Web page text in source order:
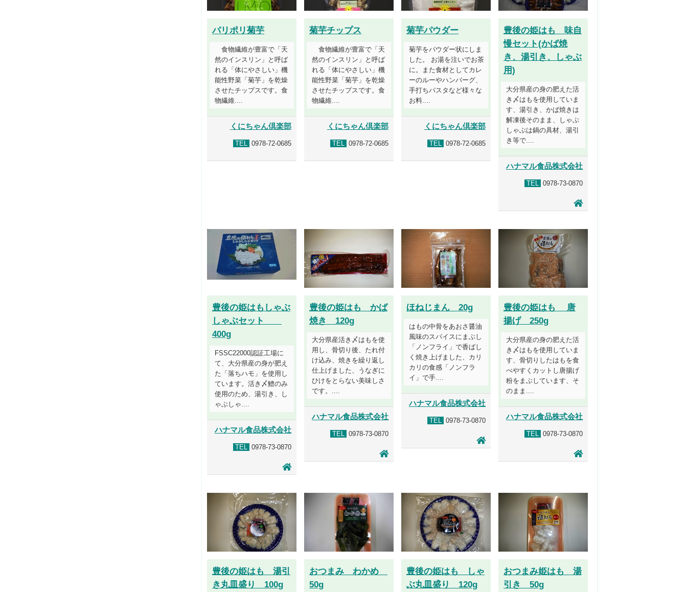
パリポリ菊芋
食物繊維が豊富で「天
然のインスリン」と呼ば
れる「体にやさしい」機
能性野菜「菊芋」を乾燥
させたチップスです。食
物繊維....
くにちゃん倶楽部
TEL 0978-72-0685
菊芋チップス
食物繊維が豊富で「天
然のインスリン」と呼ば
れる「体にやさしい」機
能性野菜「菊芋」を乾燥
させたチップスです。食
物繊維....
くにちゃん倶楽部
TEL 0978-72-0685
菊芋パウダー
菊芋をパウダー状にしま
した。 お湯を注いでお茶
に。また食材としてカレ
ーのルーやハンバーグ、
手打ちパスタなど様々な
お料....
くにちゃん倶楽部
TEL 0978-72-0685
豊後の姫はも 味自
慢セット(かば焼
き、湯引き、しゃぶ
用)
大分県産の身の肥えた活
き〆はもを使用していま
す、湯引き、かば焼きは
解凍後そのまま、しゃぶ
しゃぶは鍋の具材、湯引
き等で....
ハナマル食品株式会社
TEL 0978-73-0870
豊後の姫はもしゃぶ
しゃぶセット
400g
FSSC22000認証工場に
て、大分県産の身が肥え
た「落ちハモ」を使用し
ています。活き〆鱧のみ
使用のため、湯引き、し
ゃぶしゃ....
ハナマル食品株式会社
TEL 0978-73-0870
豊後の姫はも かば
焼き 120g
大分県産活き〆はもを使
用し、骨切り後、たれ付
け込み、焼きを繰り返し
仕上げました、うなぎに
ひけをとらない美味しさ
です。....
ハナマル食品株式会社
TEL 0978-73-0870
ほねじまん 20g
はもの中骨をあおさ醤油
風味のスパイスにまぶし
「ノンフライ」で香ばし
く焼き上げました、カリ
カリの食感「ノンフラ
イ」で手....
ハナマル食品株式会社
TEL 0978-73-0870
豊後の姫はも 唐
揚げ 250g
大分県産の身の肥えた活
き〆はもを使用していま
す、骨切りしたはもを食
べやすくカットし唐揚げ
粉をまぶしています、そ
のまま....
ハナマル食品株式会社
TEL 0978-73-0870
豊後の姫はも 湯引
き丸皿盛り 100g
おつまみ わかめ
50g
豊後の姫はも しゃ
ぶ丸皿盛り 120g
おつまみ姫はも 湯
引き 50g